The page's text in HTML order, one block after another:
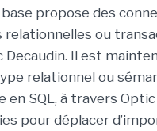
propose des
relationnelles ou
Decaudin. Il est
relationnel ou
en SQL, à travers
pour déplacer